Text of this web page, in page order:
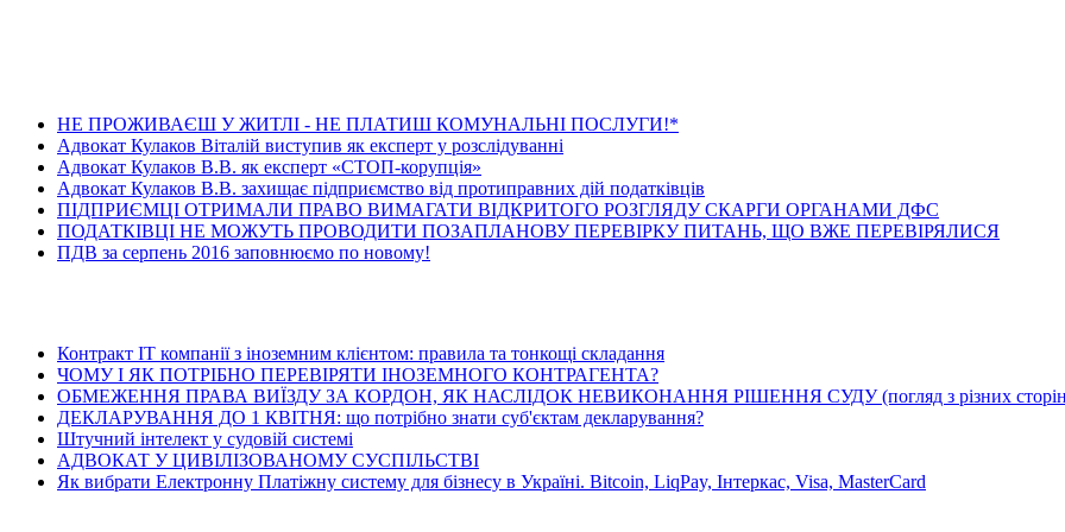
НЕ ПРОЖИВАЄШ У ЖИТЛІ - НЕ ПЛАТИШ КОМУНАЛЬНІ ПОСЛУГИ!*
Адвокат Кулаков Віталій виступив як експерт у розслідуванні
Адвокат Кулаков В.В. як експерт «СТОП-корупція»
Адвокат Кулаков В.В. захищає підприємство від протиправних дій податківців
ПІДПРИЄМЦІ ОТРИМАЛИ ПРАВО ВИМАГАТИ ВІДКРИТОГО РОЗГЛЯДУ СКАРГИ ОРГАНАМИ ДФС
ПОДАТКІВЦІ НЕ МОЖУТЬ ПРОВОДИТИ ПОЗАПЛАНОВУ ПЕРЕВІРКУ ПИТАНЬ, ЩО ВЖЕ ПЕРЕВІРЯЛИСЯ
ПДВ за серпень 2016 заповнюємо по новому!
Контракт ІТ компанії з іноземним клієнтом: правила та тонкощі складання
ЧОМУ І ЯК ПОТРІБНО ПЕРЕВІРЯТИ ІНОЗЕМНОГО КОНТРАГЕНТА?
ОБМЕЖЕННЯ ПРАВА ВИЇЗДУ ЗА КОРДОН, ЯК НАСЛІДОК НЕВИКОНАННЯ РІШЕННЯ СУДУ (погляд з різних
ДЕКЛАРУВАННЯ ДО 1 КВІТНЯ: що потрібно знати суб'єктам декларування?
Штучний інтелект у судовій системі
АДВОКАТ У ЦИВІЛІЗОВАНОМУ СУСПІЛЬСТВІ
Як вибрати Електронну Платіжну систему для бізнесу в Україні. Bitcoin, LiqPay, Інтеркас, Visa, MasterCard